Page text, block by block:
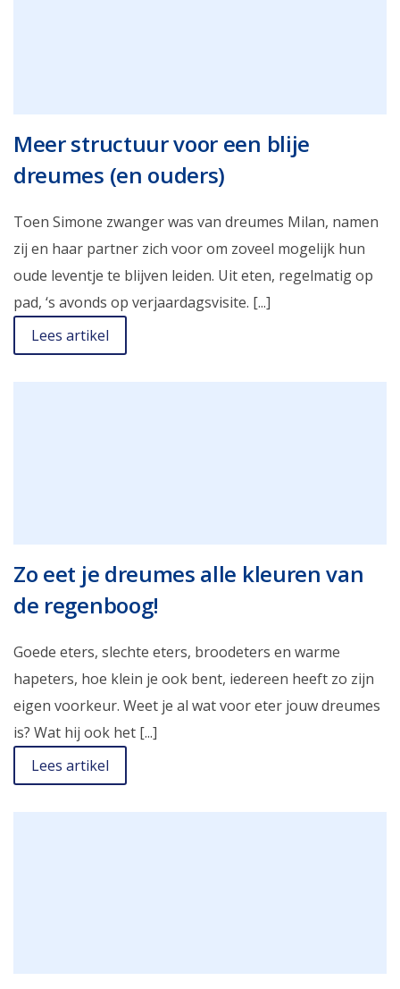
Meer structuur voor een blije
dreumes (en ouders)
Toen Simone zwanger was van dreumes Milan, namen
zij en haar partner zich voor om zoveel mogelijk hun
oude leventje te blijven leiden. Uit eten, regelmatig op
pad, ‘s avonds op verjaardagsvisite. [...]
Lees artikel
Zo eet je dreumes alle kleuren van
de regenboog!
Goede eters, slechte eters, broodeters en warme
hapeters, hoe klein je ook bent, iedereen heeft zo zijn
eigen voorkeur. Weet je al wat voor eter jouw dreumes
is? Wat hij ook het [...]
Lees artikel